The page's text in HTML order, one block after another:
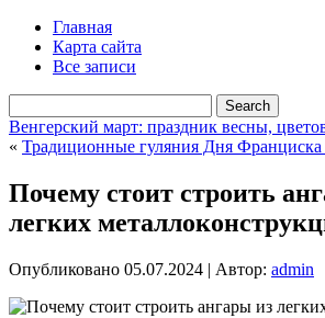
Главная
Карта сайта
Все записи
Венгерский март: праздник весны,
« Традиционные гуляния Дня
Почему стоит строить
легких
Опубликовано 05.07.2024 | Автор: admin